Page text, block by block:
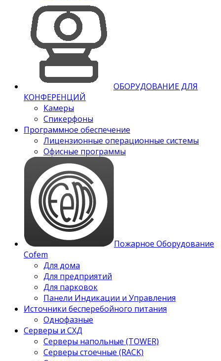
ОБОРУДОВАНИЕ ДЛЯ
КОНФЕРЕНЦИЙ
Камеры
Спикерфоны
Программное обеспечение
Лицензионные операционные системы
Офисные программы
Пожарное Оборудование
Cofem
Для дома
Для предприятий
Для парковок
Панели Индикации и Управления
Источники бесперебойного питания
Однофазные
Серверы и СХД
Серверы напольные (TOWER)
Серверы стоечные (RACK)